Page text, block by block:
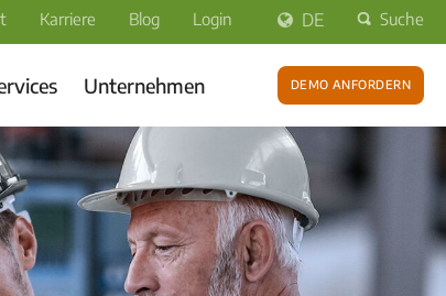
Karriere Blog Login DE Suche
Unternehmen Demo anfordern